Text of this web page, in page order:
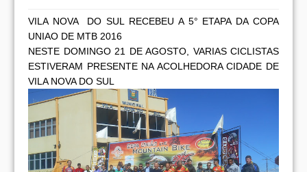
VILA NOVA DO SUL RECEBEU A 5° ETAPA DA COPA
UNIAO DE MTB 2016
NESTE DOMINGO 21 DE AGOSTO, VARIAS CICLISTAS
ESTIVERAM PRESENTE NA ACOLHEDORA CIDADE DE
VILA NOVA DO SUL